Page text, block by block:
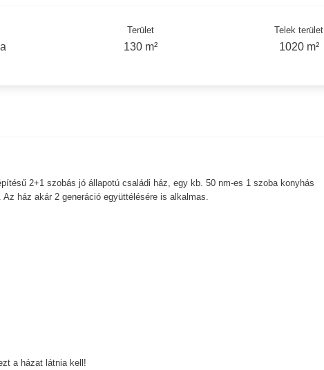
Terület
130 m²
Telek terület
1020 m²
2+1 szobás jó állapotú családi ház, egy kb. 50 nm-es 1 szoba konyhás
ház akár 2 generáció együttélésére is alkalmas.
a házat látnia kell!